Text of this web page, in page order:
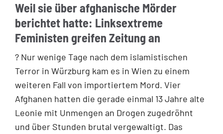
Weil sie über afghanische Mörder
berichtet hatte: Linksextreme
Feministen greifen Zeitung an
? Nur wenige Tage nach dem islamistischen
Terror in Würzburg kam es in Wien zu einem
weiteren Fall von importiertem Mord. Vier
Afghanen hatten die gerade einmal 13 Jahre alte
Leonie mit Unmengen an Drogen zugedröhnt
und über Stunden brutal vergewaltigt. Das